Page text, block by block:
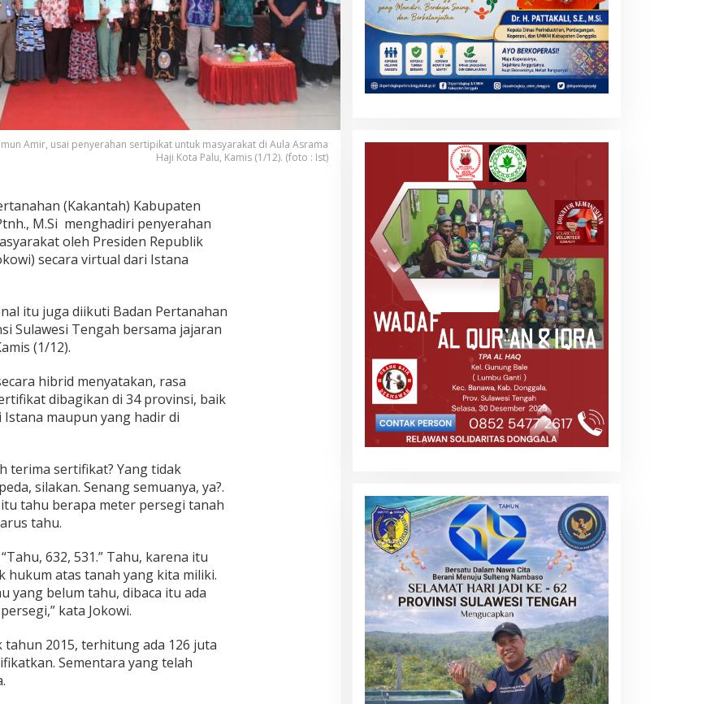
Amir, usai penyerahan sertipikat untuk masyarakat di Aula Asrama
Haji Kota Palu, Kamis (1/12). (foto : Ist)
(Kakantah) Kabupaten
M.Si menghadiri penyerahan
oleh Presiden Republik
secara virtual dari Istana
itu juga diikuti Badan Pertanahan
Sulawesi Tengah bersama jajaran
(1/12).
hibrid menyatakan, rasa
dibagikan di 34 provinsi, baik
maupun yang hadir di
terima sertifikat? Yang tidak
silakan. Senang semuanya, ya?.
tahu berapa meter persegi tanah
tahu.
632, 531.” Tahu, karena itu
atas tanah yang kita miliki.
yang belum tahu, dibaca itu ada
kata Jokowi.
2015, terhitung ada 126 juta
Sementara yang telah